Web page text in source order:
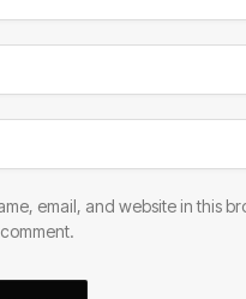
email, and website in this